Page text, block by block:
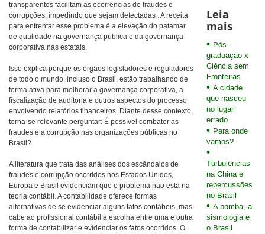
transparentes facilitam as ocorrências de fraudes e
corrupções, impedindo que sejam detectadas . A receita
para enfrentar esse problema é a elevação do patamar
de qualidade na governança pública e da governança
corporativa nas estatais.
Isso explica porque os órgãos legisladores e reguladores
de todo o mundo, incluso o Brasil, estão trabalhando de
forma ativa para melhorar a governança corporativa, a
fiscalização de auditoria e outros aspectos do processo
envolvendo relatórios financeiros. Diante desse contexto,
torna-se relevante perguntar: É possível combater as
fraudes e a corrupção nas organizações públicas no
Brasil?
A literatura que trata das análises dos escândalos de
fraudes e corrupção ocorridos nos Estados Unidos,
Europa e Brasil evidenciam que o problema não está na
teoria contábil. A contabilidade oferece formas
alternativas de se evidenciar alguns fatos contábeis, mas
cabe ao profissional contábil a escolha entre uma e outra
forma de contabilizar e evidenciar os fatos ocorridos. O
Leia
mais
Pós-
graduação x
Ciência sem
Fronteiras
A cidade
que nasceu
no lugar
errado
Para onde
vamos?
Turbulências
na China e
repercussões
no Brasil
A bomba, a
sismologia e
o Brasil